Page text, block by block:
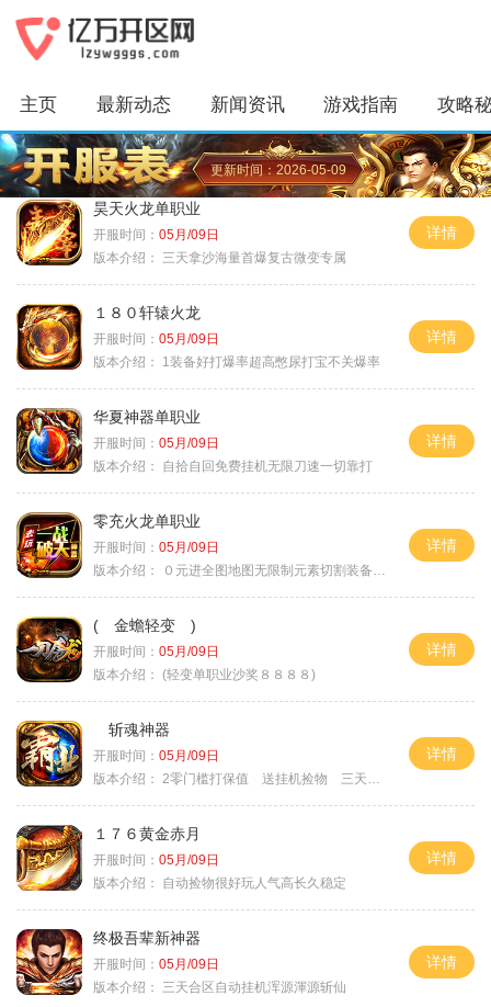
主页 最新动态 新闻资讯 游戏指南 攻略
更新时间：2026-05-09
昊天火龙单职业
开服时间： 05月/09日
版本介绍：
三天拿沙海量首爆复古微变专属
详情
１８０轩辕火龙
开服时间： 05月/09日
版本介绍：
1装备好打爆率超高憋尿打宝不关爆率
详情
华夏神器单职业
开服时间： 05月/09日
版本介绍：
自拾自回免费挂机无限刀速一切靠打
详情
零充火龙单职业
开服时间： 05月/09日
版本介绍：
０元进全图地图无限制元素切割装备鉴定
详情
( 金蟾轻变 )
开服时间： 05月/09日
版本介绍： (轻变单职业沙奖８８８８)
详情
斩魂神器
开服时间： 05月/09日
版本介绍： 2零门槛打保值 送挂机捡物 三天合区
详情
１７６黄金赤月
开服时间： 05月/09日
版本介绍：
自动捡物很好玩人气高长久稳定
详情
终极吾辈新神器
开服时间： 05月/09日
版本介绍：
三天合区自动挂机浑源渾源斩仙
详情